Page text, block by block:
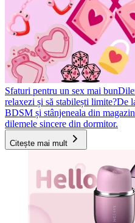
Sfaturi pentru un sex mai bun
relaxezi și să stabilești limite?De
BDSM și stânjeneala din
dilemele sincere din dormitor.
Citește mai mult